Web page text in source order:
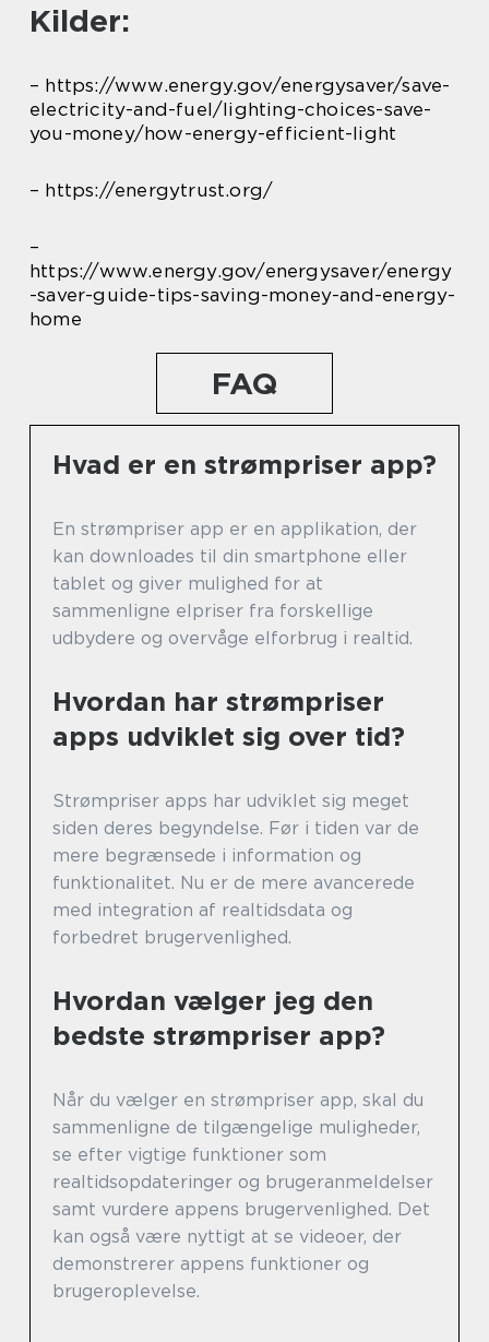
Kilder:
– https://www.energy.gov/energysaver/save-
electricity-and-fuel/lighting-choices-save-
you-money/how-energy-efficient-light
– https://energytrust.org/
–
https://www.energy.gov/energysaver/energy
-saver-guide-tips-saving-money-and-energy-
home
FAQ
Hvad er en strømpriser app?
En strømpriser app er en applikation, der
kan downloades til din smartphone eller
tablet og giver mulighed for at
sammenligne elpriser fra forskellige
udbydere og overvåge elforbrug i realtid.
Hvordan har strømpriser
apps udviklet sig over tid?
Strømpriser apps har udviklet sig meget
siden deres begyndelse. Før i tiden var de
mere begrænsede i information og
funktionalitet. Nu er de mere avancerede
med integration af realtidsdata og
forbedret brugervenlighed.
Hvordan vælger jeg den
bedste strømpriser app?
Når du vælger en strømpriser app, skal du
sammenligne de tilgængelige muligheder,
se efter vigtige funktioner som
realtidsopdateringer og brugeranmeldelser
samt vurdere appens brugervenlighed. Det
kan også være nyttigt at se videoer, der
demonstrerer appens funktioner og
brugeroplevelse.